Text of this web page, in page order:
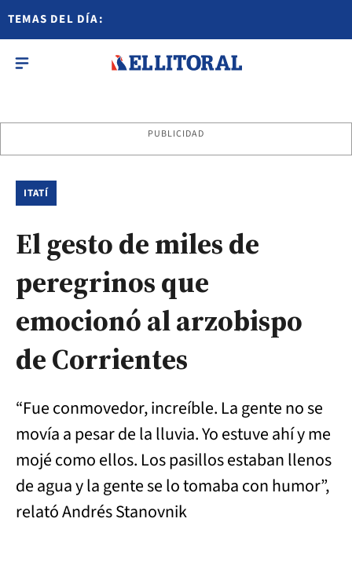
TEMAS DEL DÍA:
PUBLICIDAD
ITATÍ
El gesto de miles de
peregrinos que
emocionó al arzobispo
de Corrientes
“Fue conmovedor, increíble. La gente no se
movía a pesar de la lluvia. Yo estuve ahí y me
mojé como ellos. Los pasillos estaban llenos
de agua y la gente se lo tomaba con humor”,
relató Andrés Stanovnik